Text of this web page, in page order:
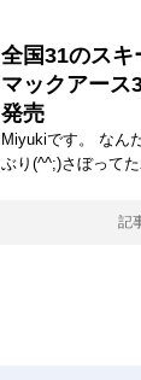
全国31のスキ
マックアース
発売
Miyukiです。 なん
ぶり(^^;)さぼって
記